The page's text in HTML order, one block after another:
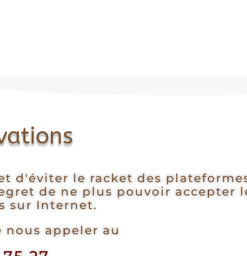
d'éviter le racket des
de ne plus pouvoir accepter
sur Internet.
nous appeler au